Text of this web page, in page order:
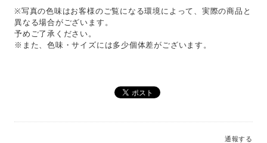
※写真の色味はお客様のご覧になる環境によって、実際の商品と
異なる場合がございます。
予めご了承ください。
※また、色味・サイズには多少個体差がございます。
通報する